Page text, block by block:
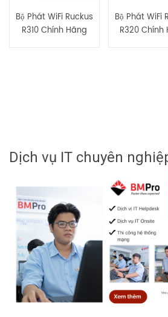
Bộ Phát WiFi Ruckus
R310 Chính Hãng
Bộ Phát WiFi
R320 Chính
Dịch vụ IT chuyên